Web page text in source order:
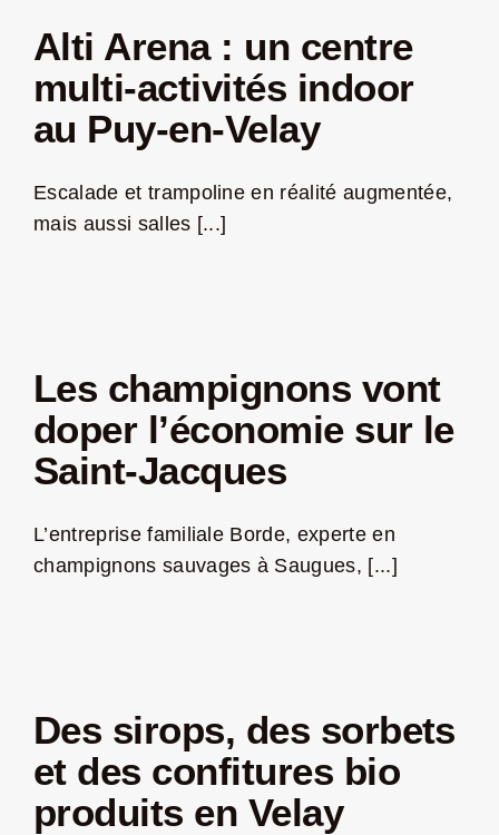
Alti Arena : un centre
multi-activités indoor
au Puy-en-Velay
Escalade et trampoline en réalité augmentée,
mais aussi salles [...]
Les champignons vont
doper l’économie sur le
Saint-Jacques
L’entreprise familiale Borde, experte en
champignons sauvages à Saugues, [...]
Des sirops, des sorbets
et des confitures bio
produits en Velay